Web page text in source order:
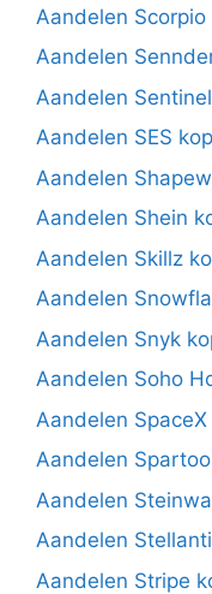
Aandelen
Aandelen
Aandelen
Aandelen SES
Aandelen
Aandelen Shein
Aandelen Skillz
Aandelen
Aandelen Snyk
Aandelen Soho
Aandelen
Aandelen
Aandelen
Aandelen
Aandelen Stripe